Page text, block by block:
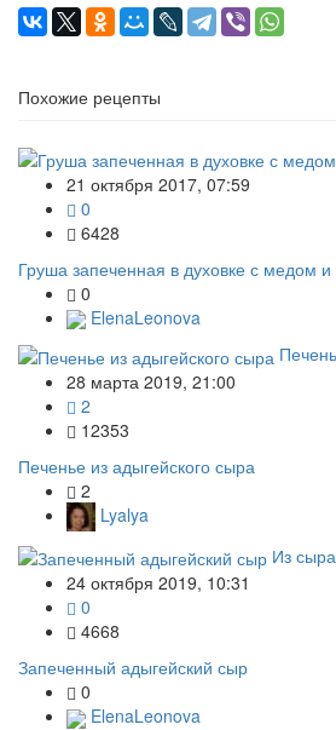
Похожие рецепты
21 октября 2017, 07:59
0
6428
Груша запеченная в духовке с медом и
0
ElenaLeonova
28 марта 2019, 21:00
2
12353
Печенье из адыгейского сыра
2
Lyalya
Из сыра
24 октября 2019, 10:31
0
4668
Запеченный адыгейский сыр
0
ElenaLeonova